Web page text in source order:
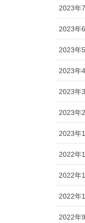
2023年
2023年
2023年
2023年
2023年
2023年
2023年
2022年
2022年
2022年
2022年